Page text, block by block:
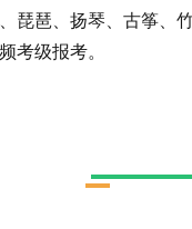
琵琶、扬琴、古筝、
考级报考。